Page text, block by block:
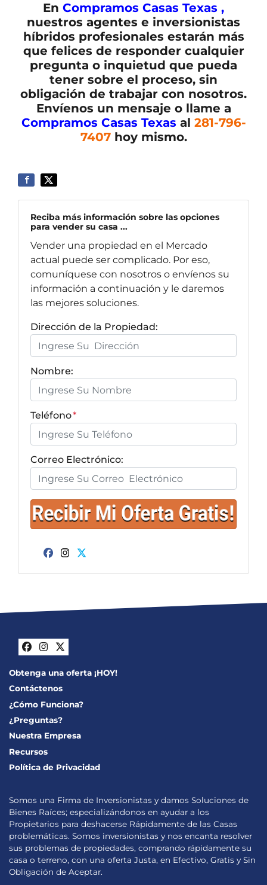
En Compramos Casas Texas ,
nuestros agentes e inversionistas
híbridos profesionales estarán más
que felices de responder cualquier
pregunta o inquietud que pueda
tener sobre el proceso, sin
obligación de trabajar con nosotros.
Envíenos un mensaje o llame a
Compramos Casas Texas al 281-796-
7407hoy mismo.
Reciba más información sobre las opciones
para vender su casa ...
Vender una propiedad en el Mercado
actual puede ser complicado. Por eso,
comuníquese con nosotros o envíenos su
información a continuación y le daremos
las mejores soluciones.
Dirección de la Propiedad:
Nombre:
Teléfono*
Correo Electrónico:
Facebook
Facebook
Instagram
Twitter
Obtenga una oferta ¡HOY!
Contáctenos
¿Cómo Funciona?
¿Preguntas?
Nuestra Empresa
Recursos
Política de Privacidad
Somos una Firma de Inversionistas y damos Soluciones de
Bienes Raíces; especializándonos en ayudar a los
Propietarios para deshacerse Rápidamente de las Casas
problemáticas. Somos inversionistas y nos encanta resolver
sus problemas de propiedades, comprando rápidamente su
casa o terreno, con una oferta Justa, en Efectivo, Gratis y Sin
Obligación de Aceptar.